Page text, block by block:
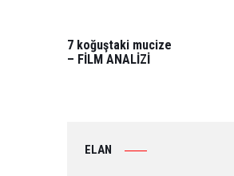
POST:
7 koğuştaki mucize
– FİLM ANALİZİ
ELAN